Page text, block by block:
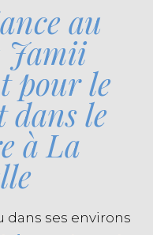
au
Jamii
pour le
dans le
à La
dans ses environs